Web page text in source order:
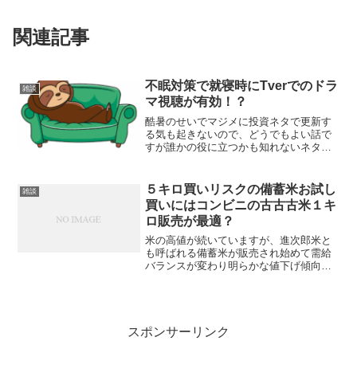
関連記事
雑談
不眠対策で就寝時にTverでのドラ
マ視聴が有効！？
酷暑のせいでマジメに投資ネタで更新す
る気も起きないので、どうでもよい話で
すが誰かの役に立つかも知れないネタ
ります。これに酷暑が加わると、更に寝
付けない、眠りが浅い、睡眠...
雑談
５キロ買いリスクの備蓄米お試し
買いにはコンビニの古古古米１キ
ロ販売が最適？
米の高値が続いていますが、進次郎米と
も呼ばれる備蓄米が販売され始めて需給
バランスが変わり明らかな値下げ傾向に
スポンサーリンク